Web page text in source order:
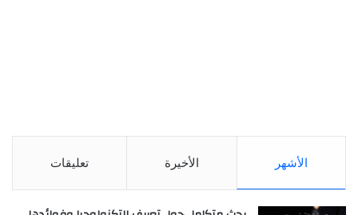
الأشهر الأخيرة تعليقات